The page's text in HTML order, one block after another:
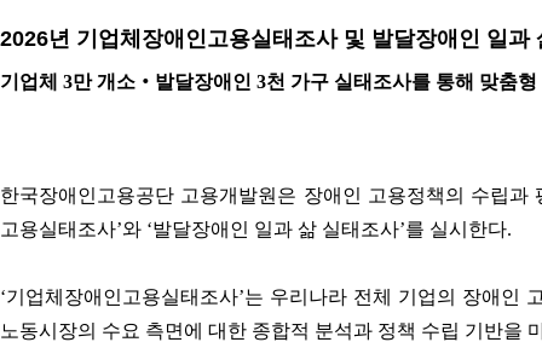
2026년 기업체장애인고용실태조사 및 발달장애인 일과
기업체 3만 개소‧발달장애인 3천 가구 실태조사를 통해 맞춤형
한국장애인고용공단 고용개발원은 장애인 고용정책의 수립
고용실태조사’와 ‘발달장애인 일과 삶 실태조사’를 실시한다.
‘기업체장애인고용실태조사’는 우리나라 전체 기업의 장애
노동시장의 수요 측면에 대한 종합적 분석과 정책 수립 기반을